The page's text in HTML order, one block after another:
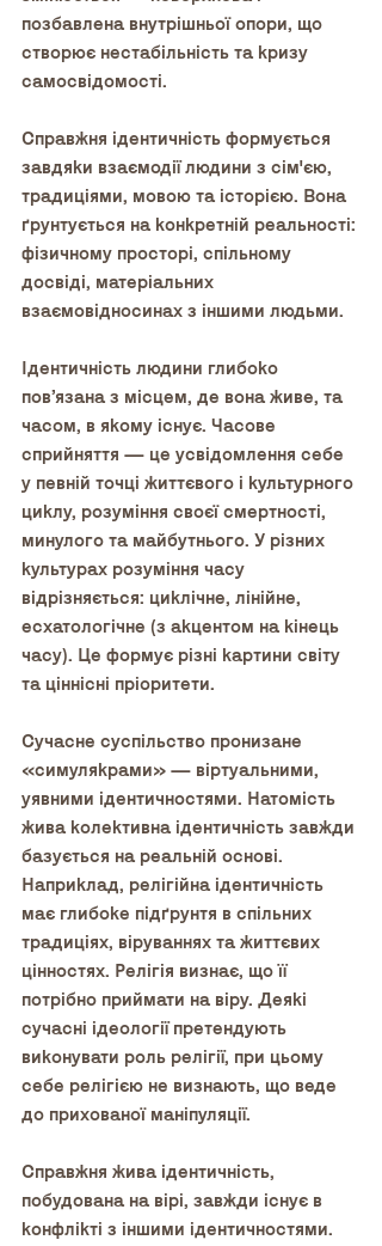
позбавлена ​​внутрішньої опори, що
створює нестабільність та кризу
самосвідомості.
Справжня ідентичність формується
завдяки взаємодії людини з сім'єю,
традиціями, мовою та історією. Вона
ґрунтується на конкретній реальності:
фізичному просторі, спільному
досвіді, матеріальних
взаємовідносинах з іншими людьми.
Ідентичність людини глибоко
пов’язана з місцем, де вона живе, та
часом, в якому існує. Часове
сприйняття — це усвідомлення себе
у певній точці життєвого і культурного
циклу, розуміння своєї смертності,
минулого та майбутнього. У різних
культурах розуміння часу
відрізняється: циклічне, лінійне,
есхатологічне (з акцентом на кінець
часу). Це формує різні картини світу
та ціннісні пріоритети.
Сучасне суспільство пронизане
«симулякрами» — віртуальними,
уявними ідентичностями. Натомість
жива колективна ідентичність завжди
базується на реальній основі.
Наприклад, релігійна ідентичність
має глибоке підґрунтя в спільних
традиціях, віруваннях та життєвих
цінностях. Релігія визнає, що її
потрібно приймати на віру. Деякі
сучасні ідеології претендують
виконувати роль релігії, при цьому
себе релігією не визнають, що веде
до прихованої маніпуляції.
Справжня жива ідентичність,
побудована на вірі, завжди існує в
конфлікті з іншими ідентичностями.